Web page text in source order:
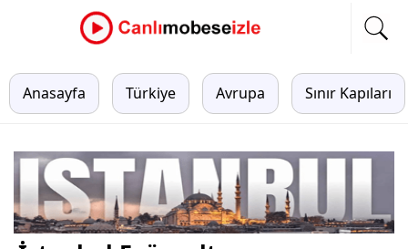
Anasayfa Türkiye Avrupa Sınır Kapıları